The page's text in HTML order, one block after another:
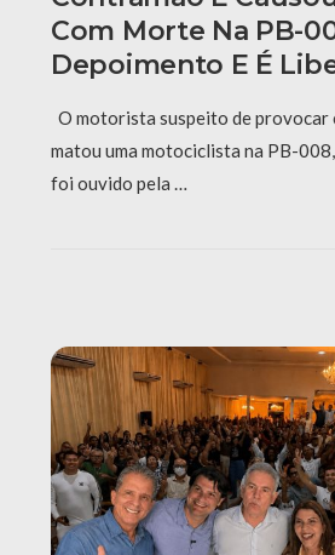
Com Morte Na PB-
Depoimento E É
O motorista suspeito de provocar
matou uma motociclista na PB-
foi ouvido pela …